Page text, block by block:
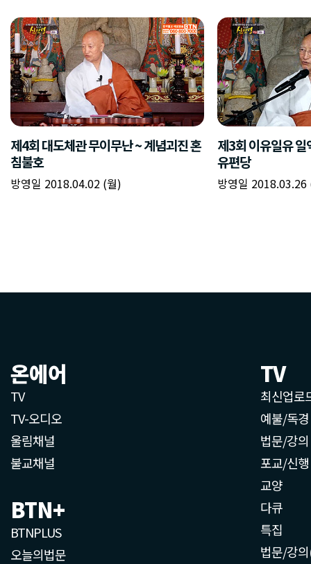
제4회 대도체관 무이무난 ~ 계념괴진 혼
침불호
방영일 2018.04.02 (월)
제3회 이유일유
유편당
방영일 2018.03.26
온에어
TV
TV-오디오
울림채널
불교채널
BTN+
BTNPLUS
오늘의법문
TV
최신업로
예불/독경
법문/강의
포교/신행
교양
다큐
특집
법문/강